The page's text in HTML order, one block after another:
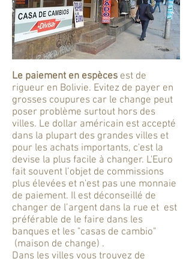
Le paiement en espèces est de
rigueur en Bolivie. Evitez de payer en
grosses coupures car le change peut
poser problème surtout hors des
villes. Le dollar américain est accepté
dans la plupart des grandes villes et
pour les achats importants, c'est la
devise la plus facile à changer. L'Euro
fait souvent l’objet de commissions
plus élevées et n'est pas une monnaie
de paiement. Il est déconseillé de
changer de l’argent dans la rue et est
préférable de le faire dans les
banques et les "casas de cambio"
(maison de change) .
Dans les villes vous trouvez de